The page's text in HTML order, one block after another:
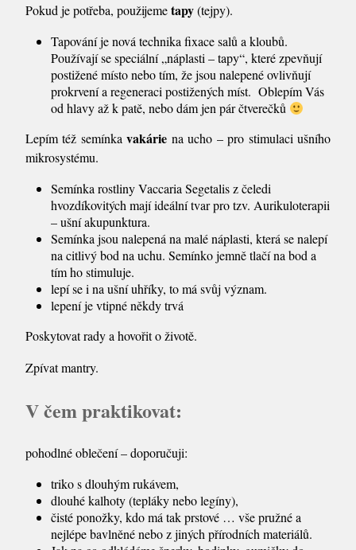
Pokud je potřeba, použijemetapy(tejpy).
Tapování je nová technika fixace salů a kloubů.
Používají se speciální „náplasti – tapy“, které zpevňují
postižené místo nebo tím, že jsou nalepené ovlivňují
prokrvení a regeneraci postižených míst. Oblepím Vás
od hlavy až k patě, nebo dám jen pár čtverečků
Lepím též semínkavakárie na ucho – pro stimulaci ušního
mikrosystému.
Semínka rostliny Vaccaria Segetalis z čeledi
hvozdíkovitých mají ideální tvar pro tzv. Aurikuloterapii
– ušní akupunktura.
Semínka jsou nalepená na malé náplasti, která se nalepí
na citlivý bod na uchu. Semínko jemně tlačí na bod a
tím ho stimuluje.
lepí se i na ušní uhříky, to má svůj význam.
lepení je vtipné někdy trvá
Poskytovat rady a hovořit o životě.
Zpívat mantry.
V čem praktikovat:
pohodlné oblečení – doporučuji:
triko s dlouhým rukávem,
dlouhé kalhoty (tepláky nebo legíny),
čisté ponožky, kdo má tak prstové … vše pružné a
nejlépe bavlněné nebo z jiných přírodních materiálů.